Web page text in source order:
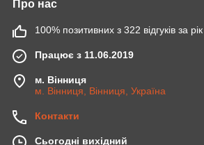
Про нас
100% позитивних з 322 відгуків за рік
Працює з 11.06.2019
м. Вінниця
м. Вінниця, Вінниця, Україна
Контакти
Сьогодні вихідний